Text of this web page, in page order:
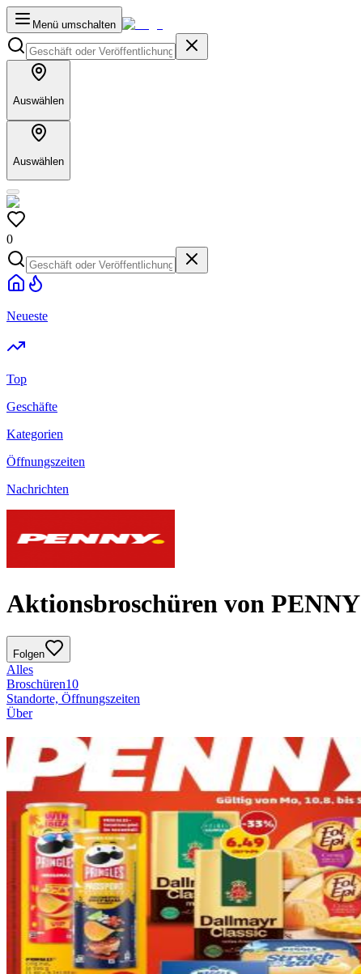
Menü umschalten
Auswählen
Auswählen
0
Neueste
Top
Geschäfte
Kategorien
Öffnungszeiten
Nachrichten
Aktionsbroschüren von PENNY
Folgen
Alles
Broschüren10
Standorte, Öffnungszeiten
Über